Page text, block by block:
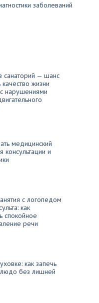
заболеваний
санаторий — шанс
жизни
нарушениями
медицинский
консультации и
с логопедом
как
спокойное
речи
как запечь
без лишней